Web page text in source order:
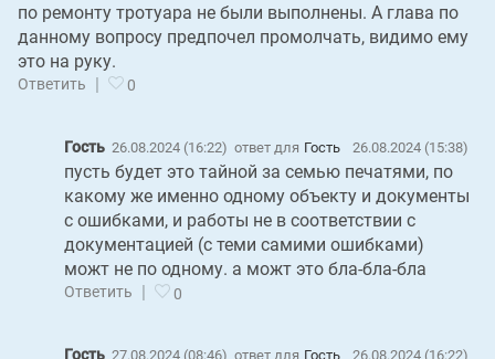
по ремонту тротуара не были выполнены. А глава по
данному вопросу предпочел промолчать, видимо ему
это на руку.
Ответить | 0
Гость 26.08.2024 (16:22) ответ для Гость 26.08.2024 (15:38)
пусть будет это тайной за семью печатями, по
какому же именно одному объекту и документы
с ошибками, и работы не в соответствии с
документацией (с теми самими ошибками)
можт не по одному. а можт это бла-бла-бла
Ответить 0
27.08.2024 (08:46) ответ для Гость 26.08.2024 (16:22)